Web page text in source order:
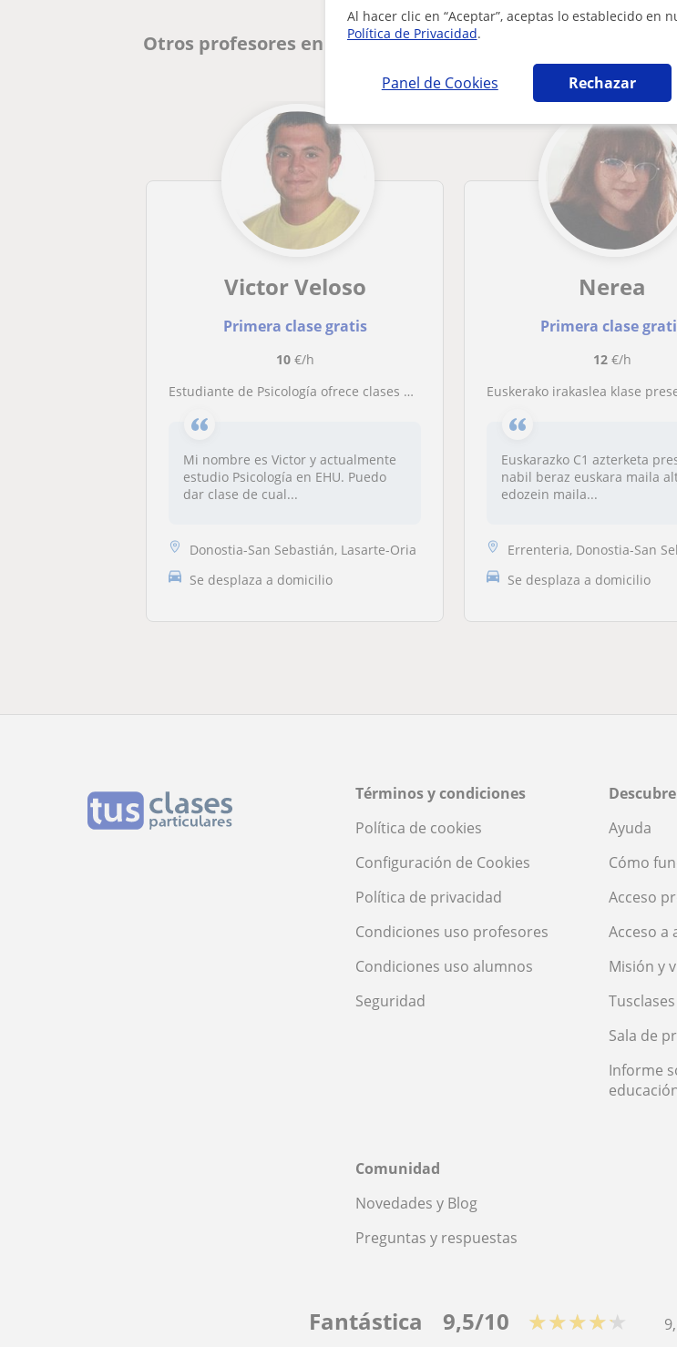
Al hacer clic en “Aceptar”, aceptas lo establecido en
Política de Privacidad.
Panel de Cookies Rechazar
Otros profesores en Donostia-San Sebastián que pueden
Victor Veloso
Primera clase gratis
10€/h
Estudiante de Psicología ofrece clases de cualquier materia a estudiantes de Primaria y ESO
Mi nombre es Victor y actualmente
estudio Psicología en EHU. Puedo
dar clase de cual...
Donostia-San Sebastián, Lasarte-Oria
Se desplaza a domicilio
Nerea
Primera clase
12€/h
Euskerako irakaslea klase presentzial edo
Euskarazko C1 azterketa
nabil beraz euskara maila
edozein maila...
Errenteria, Donostia-San Sebastián, Hernani, Lezo,
Se desplaza a domicilio
Términos y condiciones
Política de cookies
Configuración de Cookies
Política de privacidad
Condiciones uso profesores
Condiciones uso alumnos
Seguridad
Ayuda
Cómo
Acceso
Acceso a
Misión y
Sala de
Informe
Comunidad
Novedades y Blog
Preguntas y respuestas
Fantástica 9,5/10 ★★★★★